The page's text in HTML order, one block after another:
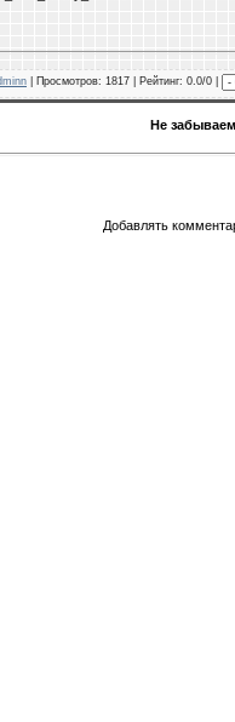
Просмотров: 1817 | Рейтинг: 0.0/0 |
Не
Добавлять